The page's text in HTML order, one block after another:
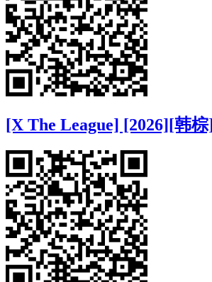
[X The League] [2026][韩棕]